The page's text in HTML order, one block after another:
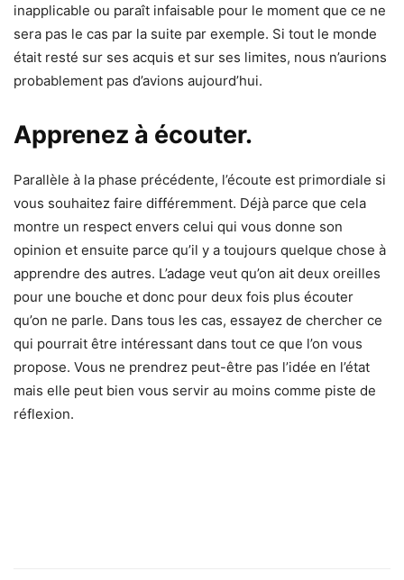
inapplicable ou paraît infaisable pour le moment que ce ne
sera pas le cas par la suite par exemple. Si tout le monde
était resté sur ses acquis et sur ses limites, nous n’aurions
probablement pas d’avions aujourd’hui.
Apprenez à écouter.
Parallèle à la phase précédente, l’écoute est primordiale si
vous souhaitez faire différemment. Déjà parce que cela
montre un respect envers celui qui vous donne son
opinion et ensuite parce qu’il y a toujours quelque chose à
apprendre des autres. L’adage veut qu’on ait deux oreilles
pour une bouche et donc pour deux fois plus écouter
qu’on ne parle. Dans tous les cas, essayez de chercher ce
qui pourrait être intéressant dans tout ce que l’on vous
propose. Vous ne prendrez peut-être pas l’idée en l’état
mais elle peut bien vous servir au moins comme piste de
réflexion.